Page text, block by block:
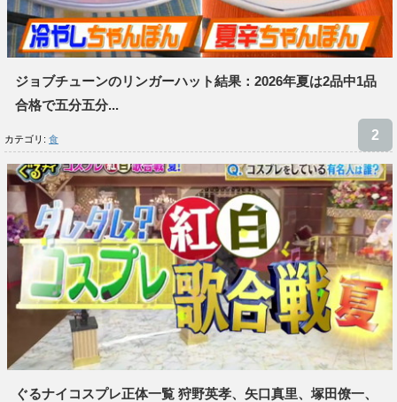
ジョブチューンのリンガーハット結果：2026年夏は2品中1品
合格で五分五分...
カテゴリ: 食
ぐるナイコスプレ正体一覧 狩野英孝、矢口真里、塚田僚一、